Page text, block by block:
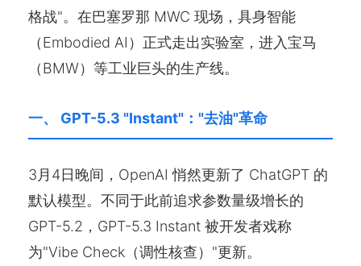
格战"。在巴塞罗那 MWC 现场，具身智能
（Embodied AI）正式走出实验室，进入宝马
（BMW）等工业巨头的生产线。
一、 GPT-5.3 "Instant"："去油"革命
3月4日晚间，OpenAI 悄然更新了 ChatGPT 的
默认模型。不同于此前追求参数量级增长的
GPT-5.2，GPT-5.3 Instant 被开发者戏称
为"Vibe Check（调性核查）"更新。